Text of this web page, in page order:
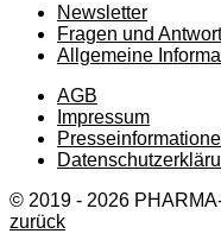
Newsletter
Fragen und
Allgemeine
AGB
Impressum
© 2019 - 2026
zurück